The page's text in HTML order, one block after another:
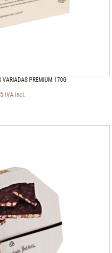
VARIADAS PREMIUM 170G
IVA incl.